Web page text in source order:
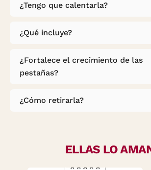
¿Tengo que calentarla?
¿Qué incluye?
¿Fortalece el crecimiento de las
pestañas?
¿Cómo retirarla?
ELLAS LO